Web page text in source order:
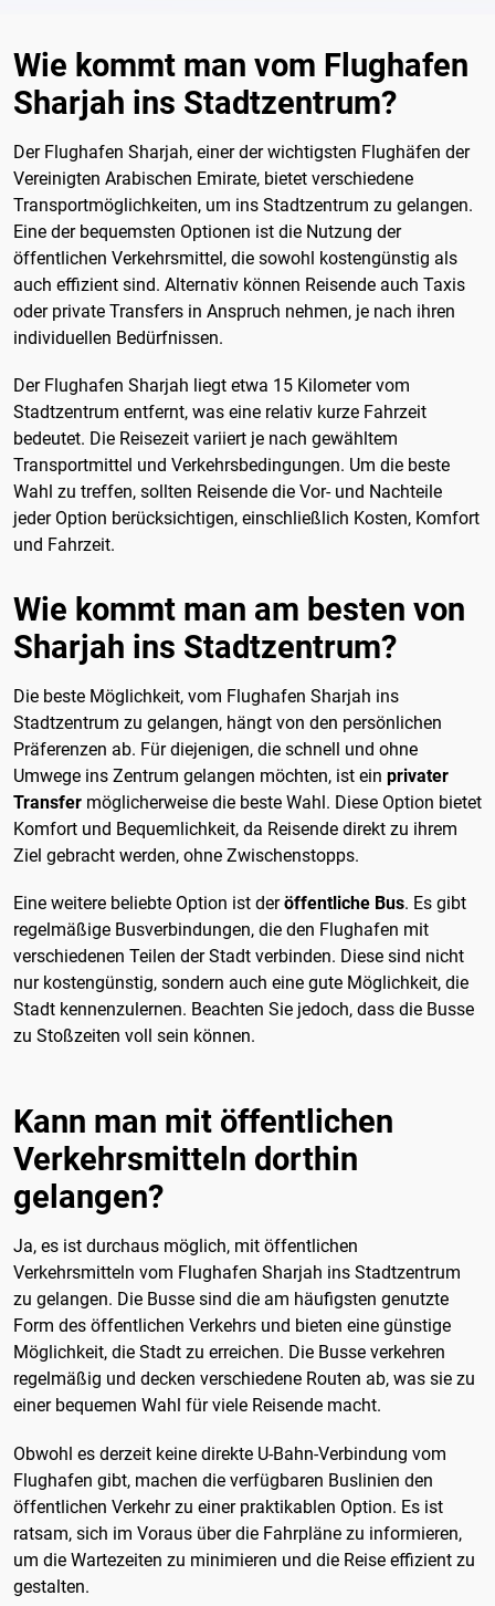
Wie kommt man vom Flughafen
Sharjah ins Stadtzentrum?
Der Flughafen Sharjah, einer der wichtigsten Flughäfen der
Vereinigten Arabischen Emirate, bietet verschiedene
Transportmöglichkeiten, um ins Stadtzentrum zu gelangen.
Eine der bequemsten Optionen ist die Nutzung der
öffentlichen Verkehrsmittel, die sowohl kostengünstig als
auch effizient sind. Alternativ können Reisende auch Taxis
oder private Transfers in Anspruch nehmen, je nach ihren
individuellen Bedürfnissen.
Der Flughafen Sharjah liegt etwa 15 Kilometer vom
Stadtzentrum entfernt, was eine relativ kurze Fahrzeit
bedeutet. Die Reisezeit variiert je nach gewähltem
Transportmittel und Verkehrsbedingungen. Um die beste
Wahl zu treffen, sollten Reisende die Vor- und Nachteile
jeder Option berücksichtigen, einschließlich Kosten, Komfort
und Fahrzeit.
Wie kommt man am besten von
Sharjah ins Stadtzentrum?
Die beste Möglichkeit, vom Flughafen Sharjah ins
Stadtzentrum zu gelangen, hängt von den persönlichen
Präferenzen ab. Für diejenigen, die schnell und ohne
Umwege ins Zentrum gelangen möchten, ist ein privater
Transfer möglicherweise die beste Wahl. Diese Option bietet
Komfort und Bequemlichkeit, da Reisende direkt zu ihrem
Ziel gebracht werden, ohne Zwischenstopps.
Eine weitere beliebte Option ist deröffentliche Bus. Es gibt
regelmäßige Busverbindungen, die den Flughafen mit
verschiedenen Teilen der Stadt verbinden. Diese sind nicht
nur kostengünstig, sondern auch eine gute Möglichkeit, die
Stadt kennenzulernen. Beachten Sie jedoch, dass die Busse
zu Stoßzeiten voll sein können.
Kann man mit öffentlichen
Verkehrsmitteln dorthin
gelangen?
Ja, es ist durchaus möglich, mit öffentlichen
Verkehrsmitteln vom Flughafen Sharjah ins Stadtzentrum
zu gelangen. Die Busse sind die am häufigsten genutzte
Form des öffentlichen Verkehrs und bieten eine günstige
Möglichkeit, die Stadt zu erreichen. Die Busse verkehren
regelmäßig und decken verschiedene Routen ab, was sie zu
einer bequemen Wahl für viele Reisende macht.
Obwohl es derzeit keine direkte U-Bahn-Verbindung vom
Flughafen gibt, machen die verfügbaren Buslinien den
öffentlichen Verkehr zu einer praktikablen Option. Es ist
ratsam, sich im Voraus über die Fahrpläne zu informieren,
um die Wartezeiten zu minimieren und die Reise effizient zu
gestalten.